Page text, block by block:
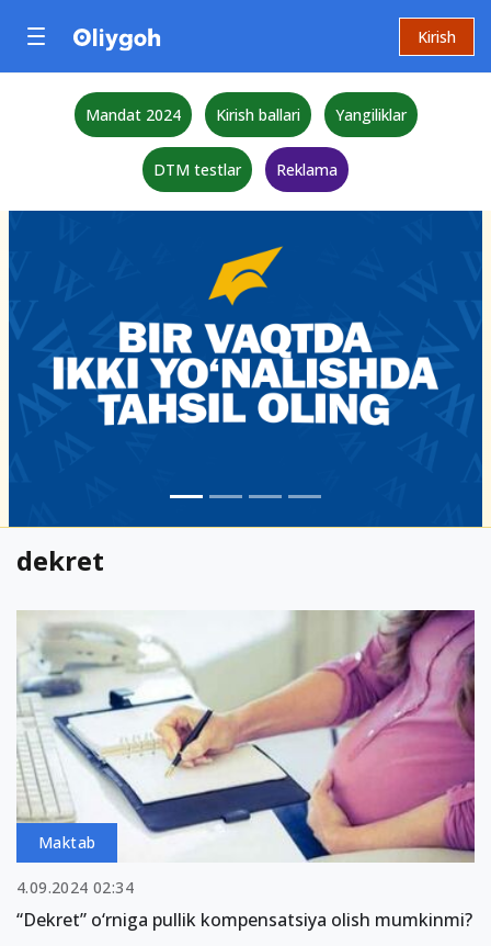
Kirish
Mandat 2024 Kirish ballari Yangiliklar
DTM testlar Reklama
dekret
Maktab
4.09.2024 02:34
“Dekret” o‘rniga pullik kompensatsiya olish mumkinmi?